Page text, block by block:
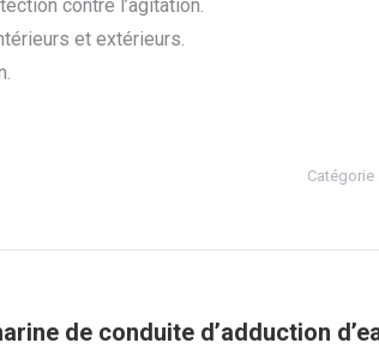
contre l’agitation.
et extérieurs.
Catégorie :
de conduite d’adduction